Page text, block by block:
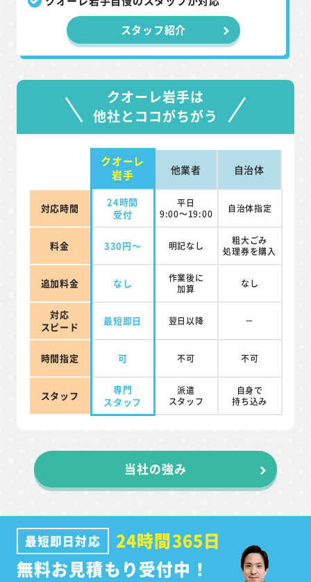
スタッフ紹介
クオーレ岩手は
他社とココがちがう
クオーレ
岩手
他業者 自治体
対応時間
24時間
受付
平日
9:00～19:00
自治体指定
料金 330円～ 明記なし
粗大ごみ
処理券を購入
追加料金 なし
作業後に
加算
なし
対応
スピード
最短即日 翌日以降 －
時間指定 可 不可 不可
スタッフ
専門
スタッフ
派遣
スタッフ
自身で
持ち込み
当社の強み
最短即日対応
24時間365日
無料お見積もり受付中！